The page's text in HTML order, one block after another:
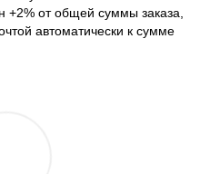
+2% от общей суммы заказа,
автоматически к сумме